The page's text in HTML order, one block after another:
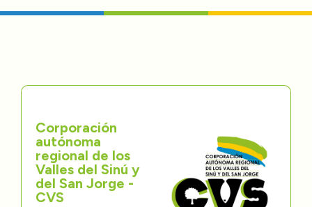
Transparencia
Participa
Trámites y Servicios
Contáctenos
Corporación
autónoma
regional de los
Valles del Sinú y
del San Jorge -
CVS